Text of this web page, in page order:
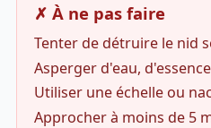
✗ À ne pas faire
Tenter de détruire le nid
Asperger d'eau,
Utiliser une échelle ou
Approcher à moins de 5